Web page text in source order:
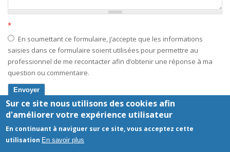
*
En soumettant ce formulaire, j’accepte que les informations
saisies dans ce formulaire soient utilisées pour permettre au
professionnel de me recontacter afin d’obtenir une réponse à ma
question ou commentaire.
Mentions légales- Le site Laboratoire d'analyses médicales a été
réalisé parwww.byen.site
Sur ce site nous utilisons des cookies afin
d'améliorer votre expérience utilisateur
En continuant à naviguer sur ce site, vous acceptez cette
utilisation En savoir plus